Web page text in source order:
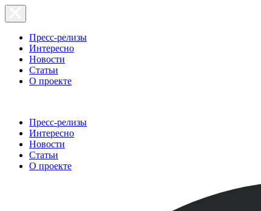
Пресс-релизы
Интересно
Новости
Статьи
О проекте
Пресс-релизы
Интересно
Новости
Статьи
О проекте